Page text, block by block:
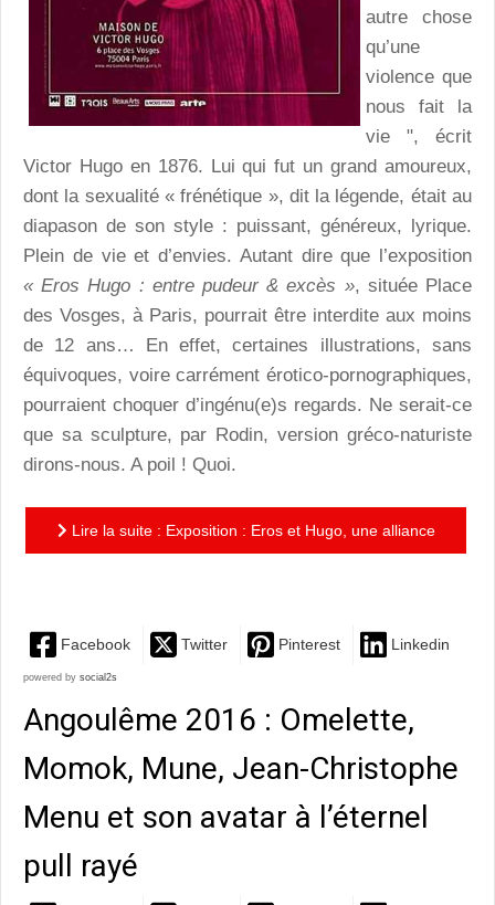
autre chose
qu’une
violence que
nous fait la
vie ", écrit
Victor Hugo en 1876. Lui qui fut un grand amoureux,
dont la sexualité « frénétique », dit la légende, était au
diapason de son style : puissant, généreux, lyrique.
Plein de vie et d’envies. Autant dire que l’exposition
« Eros Hugo : entre pudeur & excès », située Place
des Vosges, à Paris, pourrait être interdite aux moins
de 12 ans… En effet, certaines illustrations, sans
équivoques, voire carrément érotico-pornographiques,
pourraient choquer d’ingénu(e)s regards. Ne serait-ce
que sa sculpture, par Rodin, version gréco-naturiste
dirons-nous. A poil ! Quoi.
Lire la suite : Exposition : Eros et Hugo, une alliance
Facebook Twitter Pinterest Linkedin
powered by social2s
Angoulême 2016 : Omelette,
Momok, Mune, Jean-Christophe
Menu et son avatar à l’éternel
pull rayé